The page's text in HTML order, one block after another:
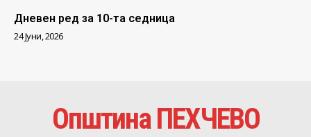
Дневен ред за 10-та седница
24 Јуни, 2026
Општина ПЕХЧЕВО